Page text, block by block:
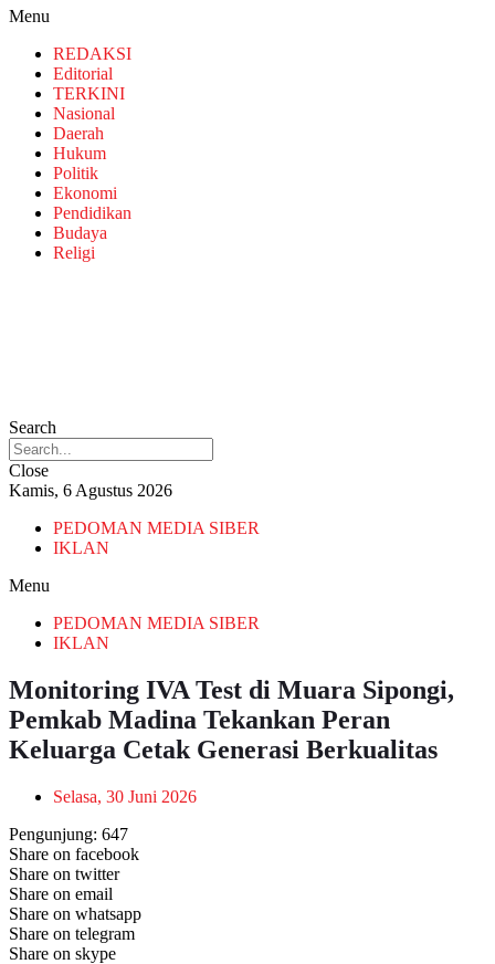
Menu
REDAKSI
Editorial
TERKINI
Nasional
Daerah
Hukum
Politik
Ekonomi
Pendidikan
Budaya
Religi
Search
Close
Kamis, 6 Agustus 2026
PEDOMAN MEDIA SIBER
IKLAN
Menu
PEDOMAN MEDIA SIBER
IKLAN
Monitoring IVA Test di Muara Sipongi,
Pemkab Madina Tekankan Peran
Keluarga Cetak Generasi Berkualitas
Selasa, 30 Juni 2026
Pengunjung: 647
Share on facebook
Share on twitter
Share on email
Share on whatsapp
Share on telegram
Share on skype